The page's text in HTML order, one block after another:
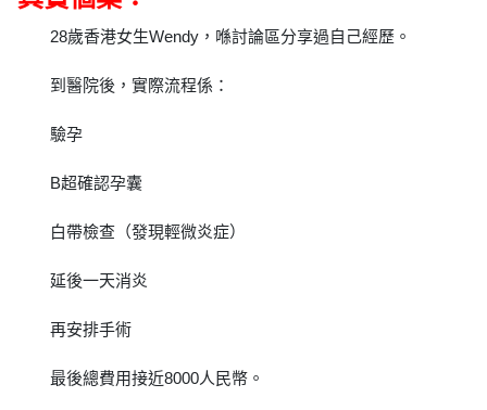
28歲香港女生Wendy，喺討論區分享過自己經歷。
到醫院後，實際流程係：
驗孕
B超確認孕囊
白帶檢查（發現輕微炎症）
延後一天消炎
再安排手術
最後總費用接近8000人民幣。